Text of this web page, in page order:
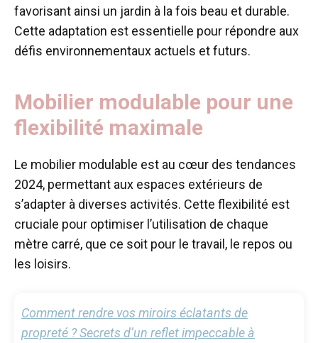
favorisant ainsi un jardin à la fois beau et durable.
Cette adaptation est essentielle pour répondre aux
défis environnementaux actuels et futurs.
Mobilier modulable pour une
flexibilité maximale
Le mobilier modulable est au cœur des tendances
2024, permettant aux espaces extérieurs de
s’adapter à diverses activités. Cette flexibilité est
cruciale pour optimiser l’utilisation de chaque
mètre carré, que ce soit pour le travail, le repos ou
les loisirs.
Comment rendre vos miroirs éclatants de
propreté ? Secrets d’un reflet impeccable à